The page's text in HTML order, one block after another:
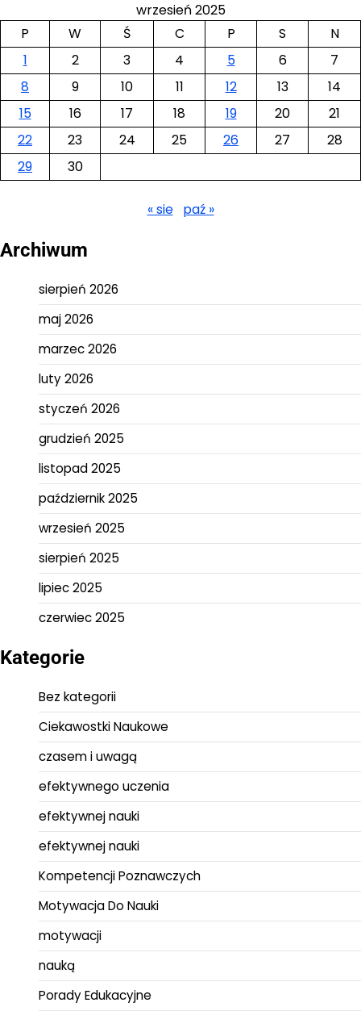
wrzesień 2025
P
W Ś C P S
N
1
2 3 4 5 6
7
8
9 10 11 12 13
14
15
16 17 18 19 20
21
22
23 24 25 26 27
28
29
30
« sie paź »
Archiwum
sierpień 2026
maj 2026
marzec 2026
luty 2026
styczeń 2026
grudzień 2025
listopad 2025
październik 2025
wrzesień 2025
sierpień 2025
lipiec 2025
czerwiec 2025
Kategorie
Bez kategorii
Ciekawostki Naukowe
czasem i uwagą
efektywnego uczenia
efektywnej nauki
efektywnej nauki
Kompetencji Poznawczych
Motywacja Do Nauki
motywacji
nauką
Porady Edukacyjne